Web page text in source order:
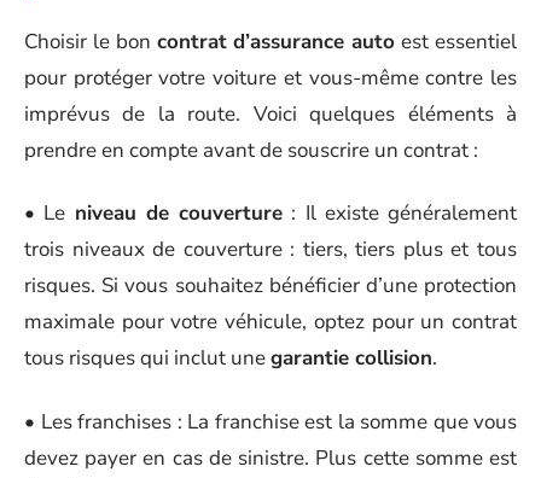
Choisir le bon contrat d’assurance auto est essentiel
pour protéger votre voiture et vous-même contre les
imprévus de la route. Voici quelques éléments à
prendre en compte avant de souscrire un contrat :
• Le niveau de couverture : Il existe généralement
trois niveaux de couverture : tiers, tiers plus et tous
risques. Si vous souhaitez bénéficier d’une protection
maximale pour votre véhicule, optez pour un contrat
tous risques qui inclut unegarantie collision.
• Les franchises : La franchise est la somme que vous
devez payer en cas de sinistre. Plus cette somme est